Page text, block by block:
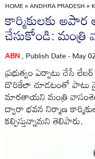
HOME»ANDHRA PRADESH»
కార్మికులకు
చేసుకోండి: మంత్రి
ABN, Publish Date - May
ప్రభుత్వం ఏర్పాటు చేసే
దొరికేలా చూడటంతో పాటు
మారతాయని మంత్రి
ద్వారా భవన నిర్మాణ
కల్పిస్తున్నామని తెలిపారు.